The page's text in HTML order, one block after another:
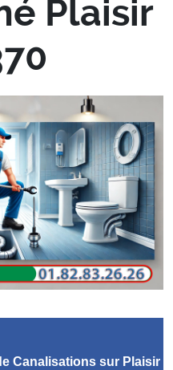
Plaisir
Canalisations sur Plaisir